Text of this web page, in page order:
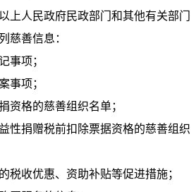
人民政府民政部门和其他有关部门
慈善信息：
事项；
事项；
资格的慈善组织名单；
性捐赠税前扣除票据资格的慈善组织
税收优惠、资助补贴等促进措施；